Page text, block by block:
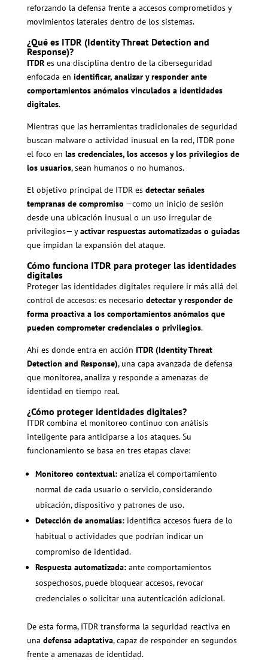
reforzando la defensa frente a accesos comprometidos y
movimientos laterales dentro de los sistemas.
¿Qué es ITDR (Identity Threat Detection and
Response)?
ITDRes una disciplina dentro de la ciberseguridad
enfocada en identificar, analizar y responder ante
comportamientos anómalos vinculados a identidades
digitales.
Mientras que las herramientas tradicionales de seguridad
buscan malware o actividad inusual en la red, ITDR pone
el foco en las credenciales, los accesos y los privilegios de
los usuarios, sean humanos o no humanos.
El objetivo principal de ITDR es detectar señales
tempranas de compromiso —como un inicio de sesión
desde una ubicación inusual o un uso irregular de
privilegios— yactivar respuestas automatizadas o guiadas
que impidan la expansión del ataque.
Cómo funciona ITDR para proteger las identidades
digitales
Proteger las identidades digitales requiere ir más allá del
control de accesos: es necesario detectar y responder de
forma proactiva a los comportamientos anómalos que
pueden comprometer credenciales o privilegios.
Ahí es donde entra en acción ITDR (Identity Threat
Detection and Response), una capa avanzada de defensa
que monitorea, analiza y responde a amenazas de
identidad en tiempo real.
¿Cómo proteger identidades digitales?
ITDR combina el monitoreo continuo con análisis
inteligente para anticiparse a los ataques. Su
funcionamiento se basa en tres etapas clave:
Monitoreo contextual:analiza el comportamiento
normal de cada usuario o servicio, considerando
ubicación, dispositivo y patrones de uso.
Detección de anomalías:identifica accesos fuera de lo
habitual o actividades que podrían indicar un
compromiso de identidad.
Respuesta automatizada:ante comportamientos
sospechosos, puede bloquear accesos, revocar
credenciales o solicitar una autenticación adicional.
De esta forma, ITDR transforma la seguridad reactiva en
una defensa adaptativa, capaz de responder en segundos
frente a amenazas de identidad.